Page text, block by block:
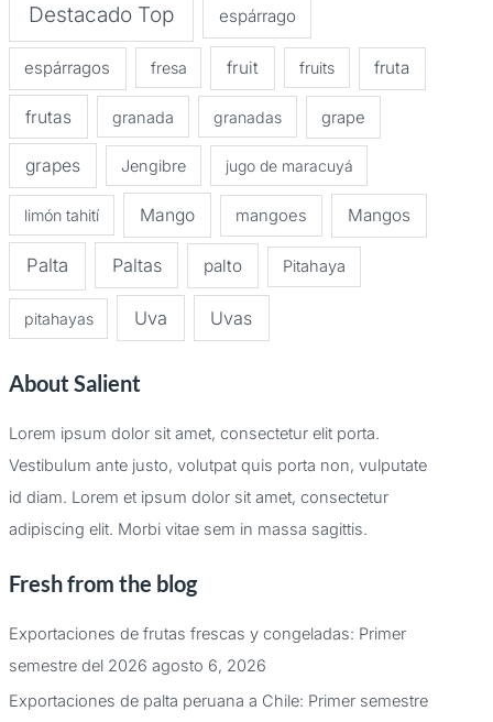
Destacado Top espárrago
espárragos fresa fruit fruits fruta
frutas granada granadas grape
grapes Jengibre jugo de maracuyá
limón tahití Mango mangoes Mangos
Palta Paltas palto Pitahaya
pitahayas Uva Uvas
About Salient
Lorem ipsum dolor sit amet, consectetur elit porta.
Vestibulum ante justo, volutpat quis porta non, vulputate
id diam. Lorem et ipsum dolor sit amet, consectetur
adipiscing elit. Morbi vitae sem in massa sagittis.
Fresh from the blog
Exportaciones de frutas frescas y congeladas: Primer
semestre del 2026 agosto 6, 2026
Exportaciones de palta peruana a Chile: Primer semestre